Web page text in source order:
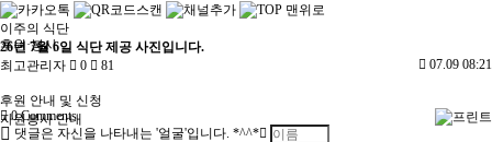
후원·봉사
후원 안내 및 신청
자원봉사 안내
이주의 식단
26년 7월 6일 식단 제공 사진입니다.
최고관리자
0 81 07.09 08:21
.
0Comments
댓글은 자신을 나타내는 '얼굴'입니다. *^^*